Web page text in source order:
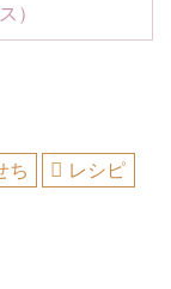
）
ち レシピ